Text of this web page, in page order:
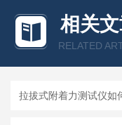
相关
RELATED
拉拔式附着力测试仪如